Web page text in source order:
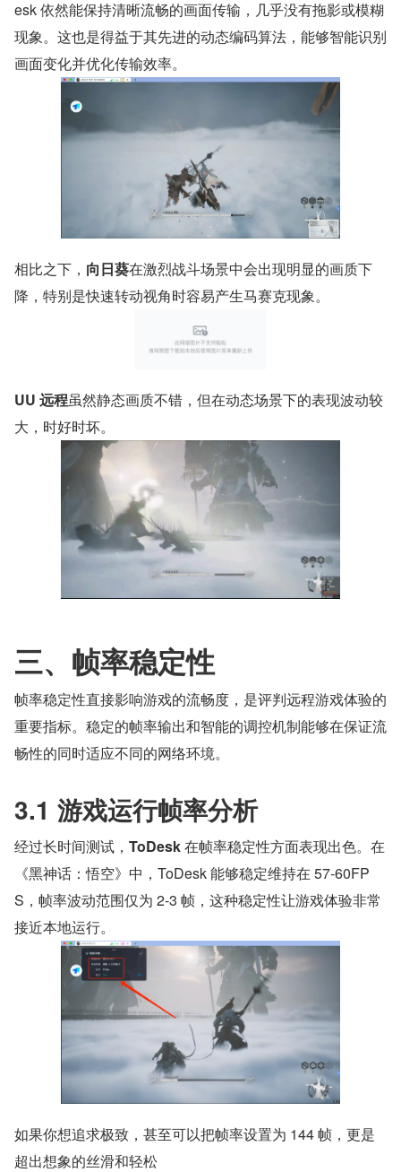
esk 依然能保持清晰流畅的画面传输，几乎没有拖影或模糊
现象。这也是得益于其先进的动态编码算法，能够智能识别
画面变化并优化传输效率。
相比之下， 向日葵在激烈战斗场景中会出现明显的画质下
降，特别是快速转动视角时容易产生马赛克现象。
UU 远程虽然静态画质不错，但在动态场景下的表现波动较
大，时好时坏。
三、帧率稳定性
帧率稳定性直接影响游戏的流畅度，是评判远程游戏体验的
重要指标。稳定的帧率输出和智能的调控机制能够在保证流
畅性的同时适应不同的网络环境。
3.1 游戏运行帧率分析
经过长时间测试， ToDesk 在帧率稳定性方面表现出色。在
《黑神话：悟空》中，ToDesk 能够稳定维持在 57-60FP
S，帧率波动范围仅为 2-3 帧，这种稳定性让游戏体验非常
接近本地运行。
如果你想追求极致，甚至可以把帧率设置为 144 帧，更是
超出想象的丝滑和轻松